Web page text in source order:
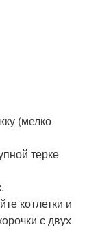
(мелко
терке
котлетки и
с двух